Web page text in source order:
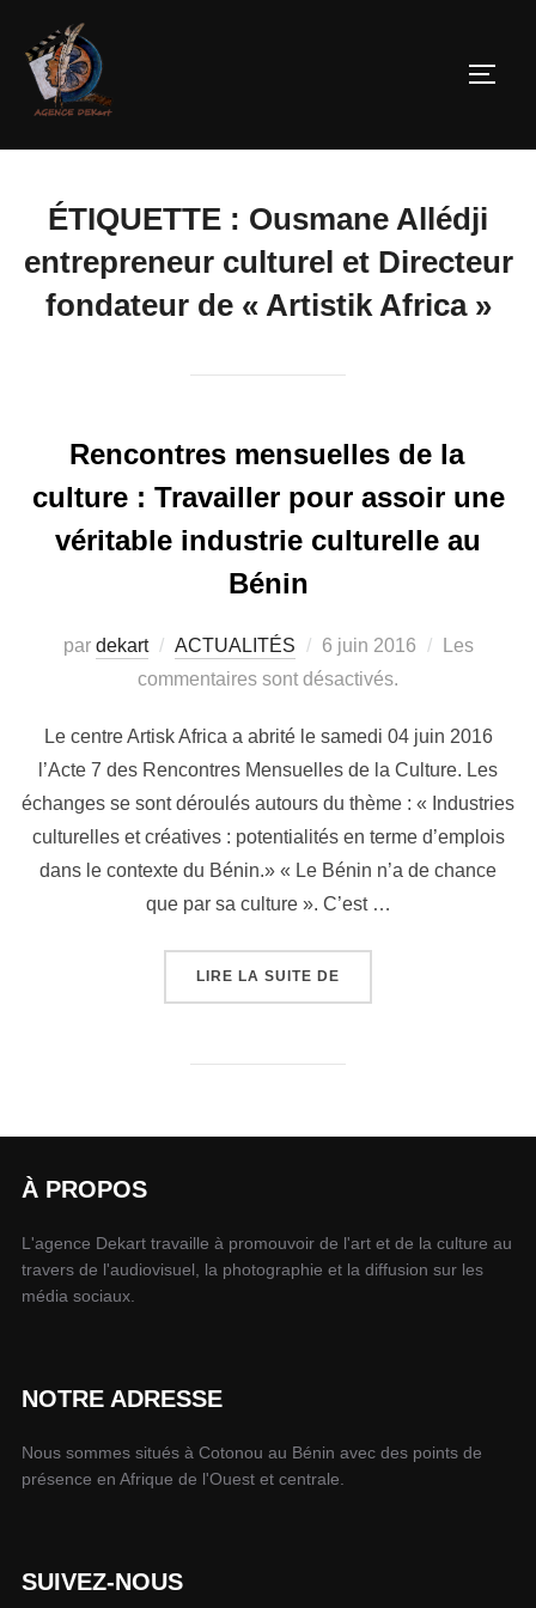
ÉTIQUETTE : Ousmane Allédji
entrepreneur culturel et Directeur
fondateur de « Artistik Africa »
Rencontres mensuelles de la
culture : Travailler pour assoir une
véritable industrie culturelle au
Bénin
par dekart ACTUALITÉS 6 juin 2016
Les
commentaires sont désactivés.
Le centre Artisk Africa a abrité le samedi 04 juin 2016
l’Acte 7 des Rencontres Mensuelles de la Culture. Les
échanges se sont déroulés autours du thème : « Industries
culturelles et créatives : potentialités en terme d’emplois
dans le contexte du Bénin.» « Le Bénin n’a de chance
que par sa culture ». C’est …
LIRE LA SUITE DE
À PROPOS
L'agence Dekart travaille à promouvoir de l'art et de la culture au
travers de l'audiovisuel, la photographie et la diffusion sur les
média sociaux.
NOTRE ADRESSE
Nous sommes situés à Cotonou au Bénin avec des points de
présence en Afrique de l'Ouest et centrale.
SUIVEZ-NOUS